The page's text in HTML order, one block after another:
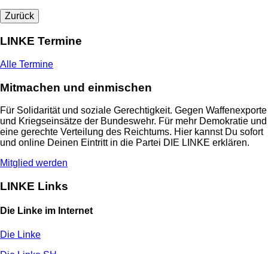
Zurück
LINKE Termine
Alle Termine
Mitmachen und einmischen
Für Solidarität und soziale Gerechtigkeit. Gegen Waffenexporte
und Kriegseinsätze der Bundeswehr. Für mehr Demokratie und
eine gerechte Verteilung des Reichtums. Hier kannst Du sofort
und online Deinen Eintritt in die Partei DIE LINKE erklären.
Mitglied werden
LINKE Links
Die Linke im Internet
Die Linke